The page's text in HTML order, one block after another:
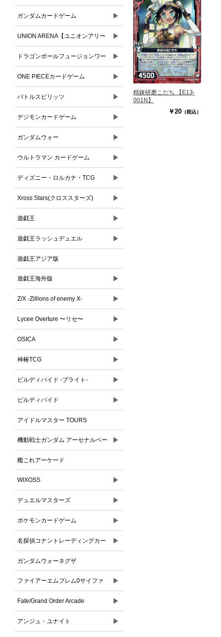
ードゲーム)
ムオーダー)
ガンダムカードゲーム ▶
UNION ARENA【ユニオンアリー
ナ】
▶
ドラゴンボールフュージョンワー
ルド
▶
ONE PIECEカードゲーム ▶
バトルスピリッツ ▶
デジモンカードゲーム ▶
ガンダムウォー ▶
ウルトラマン カードゲーム ▶
ディズニー・ロルカナ・TCG ▶
Xross Stars(クロススターズ) ▶
遊戯王 ▶
遊戯王ラッシュデュエル ▶
遊戯王アジア版
遊戯王海外版 ▶
Z/X -Zillions of enemy X- ▶
Lycee Overture 〜リセ〜 ▶
OSICA ▶
神椿TCG ▶
ビルディバイド -ブライト- ▶
ビルディバイド ▶
アイドルマスター TOURS
機動戦士ガンダム アーセナルベー
ス
▶
艦これアーケード
WIXOSS ▶
デュエルマスターズ ▶
ポケモンカードゲーム ▶
名探偵コナントレーディングカー
ドゲーム
▶
ガンダムウォーネグザ
ファイアーエムブレム0サイファ ▶
Fate/Grand Order Arcade ▶
アンジュ・ユナイト ▶
精錬研磨こだち 【E13-
001N】
￥20 （税込）